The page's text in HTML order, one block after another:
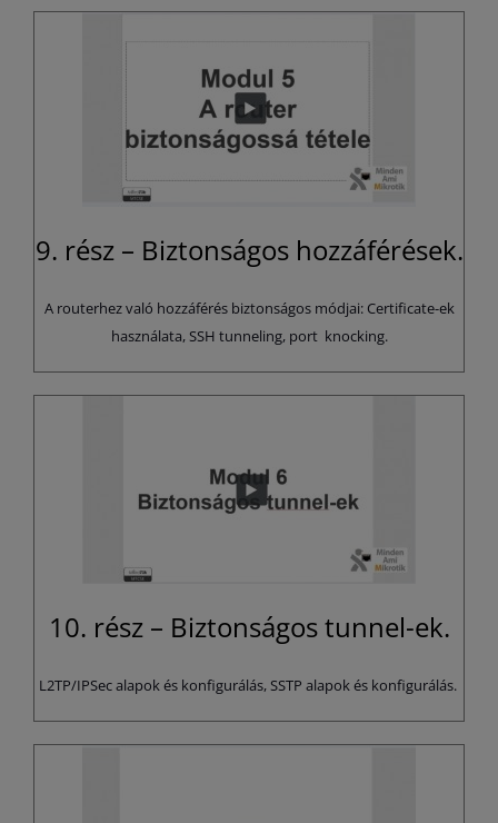
9. rész – Biztonságos hozzáférések.
A routerhez való hozzáférés biztonságos módjai: Certificate-ek
használata, SSH tunneling, port knocking.
10. rész – Biztonságos tunnel-ek.
L2TP/IPSec alapok és konfigurálás, SSTP alapok és konfigurálás.